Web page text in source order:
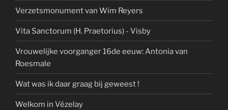
Verzetsmonument van Wim Reyers
Vita Sanctorum (H. Praetorius) - Visby
Vrouwelijke voorganger 16de eeuw: Antonia van
Roesmale
Wat was ik daar graag bij geweest !
Welkom in Vézelay